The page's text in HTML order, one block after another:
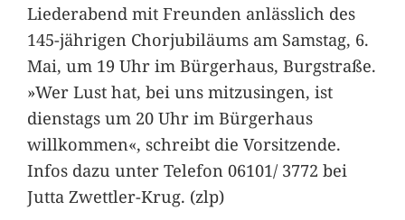
Liederabend mit Freunden anlässlich des
145-jährigen Chorjubiläums am Samstag, 6.
Mai, um 19 Uhr im Bürgerhaus, Burgstraße.
»Wer Lust hat, bei uns mitzusingen, ist
dienstags um 20 Uhr im Bürgerhaus
willkommen«, schreibt die Vorsitzende.
Infos dazu unter Telefon 06101/ 3772 bei
Jutta Zwettler-Krug. (zlp)